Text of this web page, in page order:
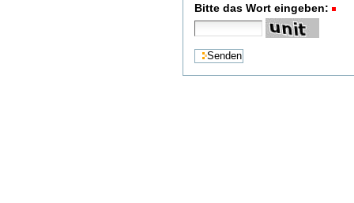
Bitte das Wort eingeben: